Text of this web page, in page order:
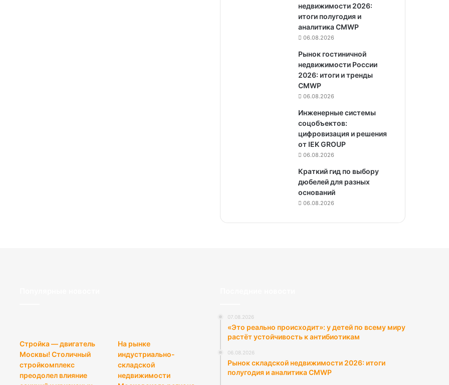
недвижимости 2026:
итоги полугодия и
аналитика CMWP
06.08.2026
Рынок гостиничной
недвижимости России
2026: итоги и тренды
CMWP
06.08.2026
Инженерные системы
соцобъектов:
цифровизация и решения
от IEK GROUP
06.08.2026
Краткий гид по выбору
дюбелей для разных
оснований
06.08.2026
Стройка — двигатель
Москвы! Столичный
стройкомплекс
преодолел влияние
На рынке
индустриально-
складской
недвижимости
07.08.2026
«Это реально происходит»: у детей по всему миру
растёт устойчивость к антибиотикам
06.08.2026
Рынок складской недвижимости 2026: итоги
полугодия и аналитика CMWP